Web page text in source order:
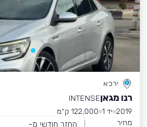
ירכא
רנו מגאןINTENSE
2019 יד 1
122,000 ק״מ
מחיר
החזר חודשי מ-